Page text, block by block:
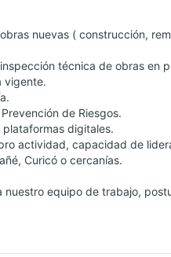
nuevas ( construcción,
técnica de obras en
vigente.
de Riesgos.
digitales.
actividad, capacidad de
Curicó o cercanías.
nuestro equipo de trabajo,